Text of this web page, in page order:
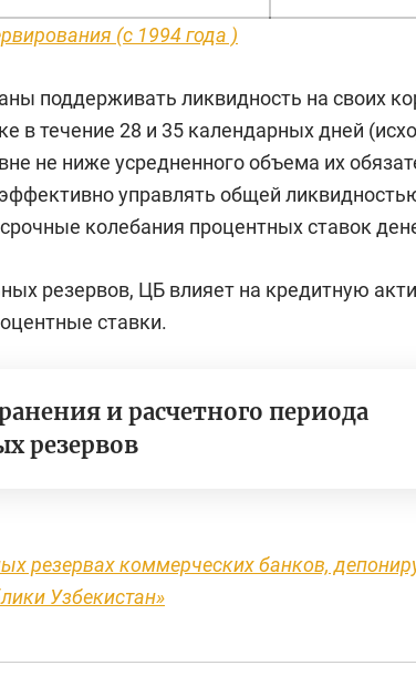
(с 1994 года )
поддерживать ликвидность на своих
в течение 28 и 35 календарных дней
не ниже усредненного объема их
управлять общей
колебания процентных ставок
резервов, ЦБ влияет на кредитную
ставки.
и расчетного периода
резервов
резервах коммерческих банков,
Узбекистан»